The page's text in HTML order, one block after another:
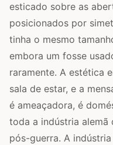
esticado sobre as
posicionados por
tinha o mesmo
embora um fosse
raramente. A estética
sala de estar, e a
é ameaçadora, é
toda a indústria alemã
pós-guerra. A